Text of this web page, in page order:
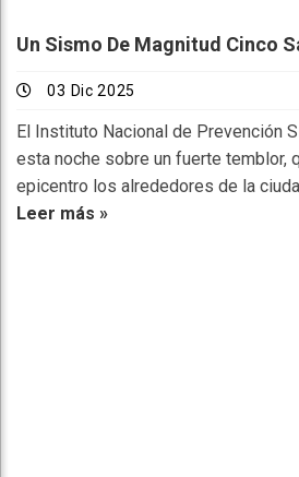
Un Sismo De Magnitud Cinco
03 Dic 2025
El Instituto Nacional de Prevención
esta noche sobre un fuerte temblor,
epicentro los alrededores de la
Leer más »